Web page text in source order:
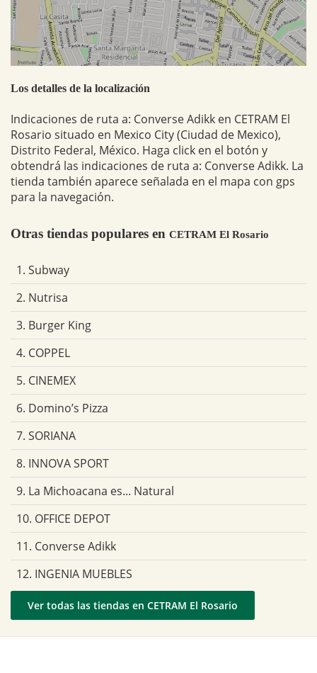
Los detalles de la localización
Indicaciones de ruta a: Converse Adikk en CETRAM El
Rosario situado en Mexico City (Ciudad de Mexico),
Distrito Federal, México. Haga click en el botón y
obtendrá las indicaciones de ruta a: Converse Adikk. La
tienda también aparece señalada en el mapa con gps
para la navegación.
Otras tiendas populares en CETRAM El Rosario
1. Subway
2. Nutrisa
3. Burger King
4. COPPEL
5. CINEMEX
6. Domino’s Pizza
7. SORIANA
8. INNOVA SPORT
9. La Michoacana es... Natural
10. OFFICE DEPOT
11. Converse Adikk
12. INGENIA MUEBLES
Ver todas las tiendas en CETRAM El Rosario